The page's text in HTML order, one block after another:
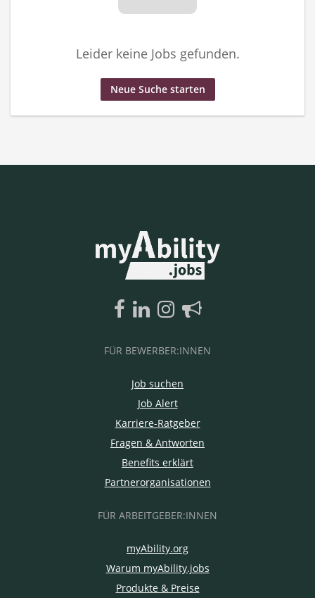
Leider keine Jobs gefunden.
Neue Suche starten
FÜR BEWERBER:INNEN
Job suchen
Job Alert
Karriere-Ratgeber
Fragen & Antworten
Benefits erklärt
Partnerorganisationen
FÜR ARBEITGEBER:INNEN
myAbility.org
Warum myAbility.jobs
Produkte & Preise